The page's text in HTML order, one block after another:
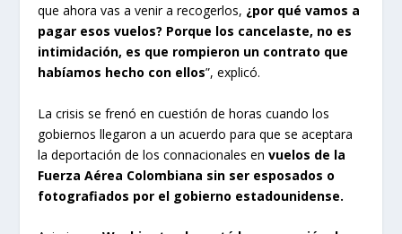
que ahora vas a venir a recogerlos, ¿por qué vamos a
pagar esos vuelos? Porque los cancelaste, no es
intimidación, es que rompieron un contrato que
habíamos hecho con ellos”, explicó.
La crisis se frenó en cuestión de horas cuando los
gobiernos llegaron a un acuerdo para que se aceptara
la deportación de los connacionales envuelos de la
Fuerza Aérea Colombiana sin ser esposados o
fotografiados por el gobierno estadounidense.